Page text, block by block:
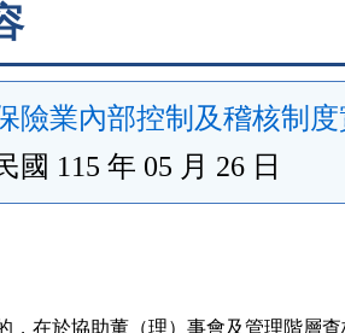
險業內部控制及稽核制
國 115 年 05 月 26 日
，在於協助董（理）事會及管理階層